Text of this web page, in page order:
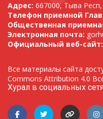
Адрес: 667000, Тыва
Телефон приемной
Общественная
Электронная почта:
Официальный веб-сайт:
Все материалы сайта
Commons Attribution 4.0
Хурал в социальных